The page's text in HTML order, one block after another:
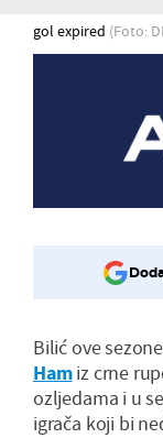
gol expired (Foto:
Bilić ove
Hamiz crne
ozljedama i u
igrača koji bi